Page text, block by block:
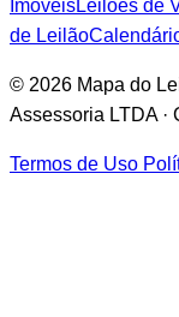
ImóveisLeilões de
de Leilão
© 2026 Mapa do
Assessoria LTDA ·
Termos de Uso